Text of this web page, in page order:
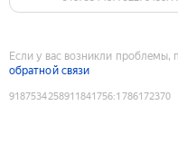
Если у вас возникли проблемы,
обратной связи
9187534258911841756:1786172370